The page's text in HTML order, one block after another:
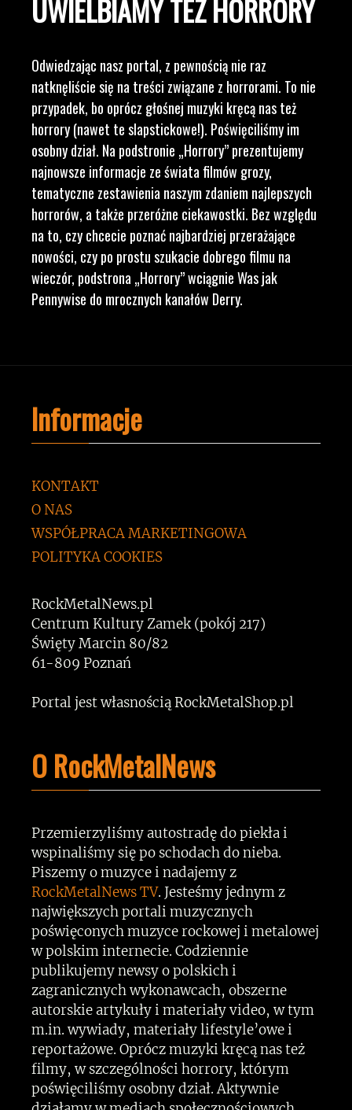
UWIELBIAMY TEŻ HORRORY
Odwiedzając nasz portal, z pewnością nie raz
natknęliście się na treści związane z horrorami. To nie
przypadek, bo oprócz głośnej muzyki kręcą nas też
horrory (nawet te slapstickowe!). Poświęciliśmy im
osobny dział. Na podstronie „Horrory” prezentujemy
najnowsze informacje ze świata filmów grozy,
tematyczne zestawienia naszym zdaniem najlepszych
horrorów, a także przeróżne ciekawostki. Bez względu
na to, czy chcecie poznać najbardziej przerażające
nowości, czy po prostu szukacie dobrego filmu na
wieczór, podstrona „Horrory” wciągnie Was jak
Pennywise do mrocznych kanałów Derry.
Informacje
KONTAKT
O NAS
WSPÓŁPRACA MARKETINGOWA
POLITYKA COOKIES
RockMetalNews.pl
Centrum Kultury Zamek (pokój 217)
Święty Marcin 80/82
61-809 Poznań
Portal jest własnością RockMetalShop.pl
O RockMetalNews
Przemierzyliśmy autostradę do piekła i
wspinaliśmy się po schodach do nieba.
Piszemy o muzyce i nadajemy z
RockMetalNews TV. Jesteśmy jednym z
największych portali muzycznych
poświęconych muzyce rockowej i metalowej
w polskim internecie. Codziennie
publikujemy newsy o polskich i
zagranicznych wykonawcach, obszerne
autorskie artykuły i materiały video, w tym
m.in. wywiady, materiały lifestyle’owe i
reportażowe. Oprócz muzyki kręcą nas też
filmy, w szczególności horrory, którym
poświęciliśmy osobny dział. Aktywnie